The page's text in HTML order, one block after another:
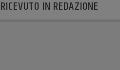
RICEVUTO IN REDAZIONE